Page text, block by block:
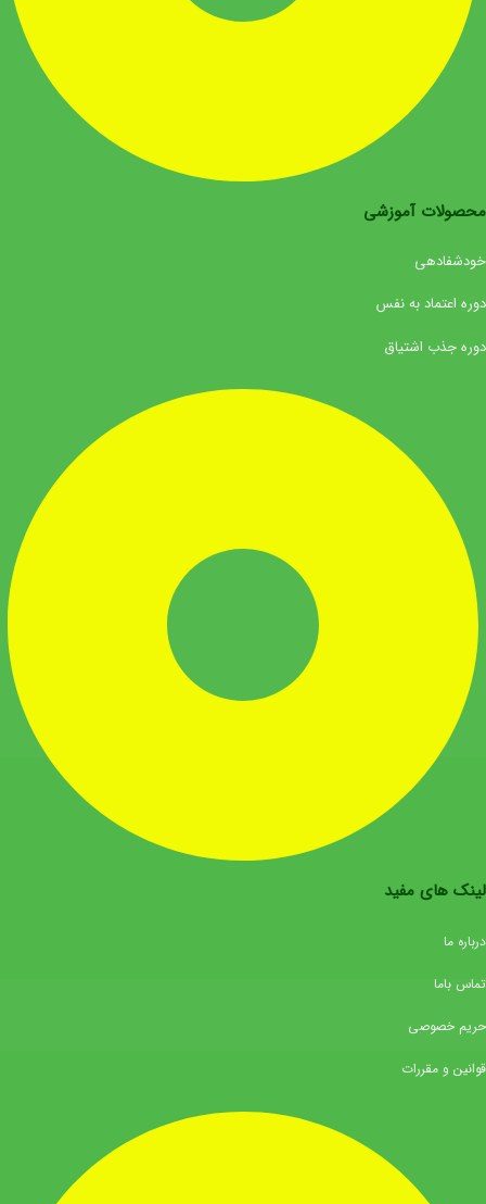
محصولات آموزشی
خودشفادهی
دوره اعتماد به نفس
دوره جذب اشتیاق
لینک های مفید
درباره ما
تماس باما
حریم خصوصی
قوانین و مقررات